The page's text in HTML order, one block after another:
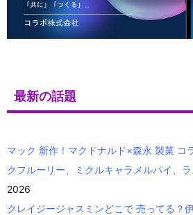
最新の話題
マック 新作！マクドナルド×森永 製菓 コ
クフルーリー、ミクルキャラメルパイ、
2026
クレイジージャスミンどこで 売ってる？